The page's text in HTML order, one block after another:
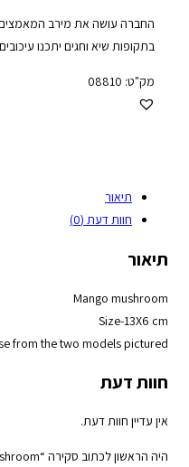
בתקופות שיא וחגים יתכנו
מק"ט: 08810
תיאור
חוות דעת (0)
תיאור
Mango mushroom
Size-13X6 cm
from the two models pictured
חוות דעת
אין עדיין חוות דעת.
היה הראשון לכתוב סקירה “Mango mushroom”